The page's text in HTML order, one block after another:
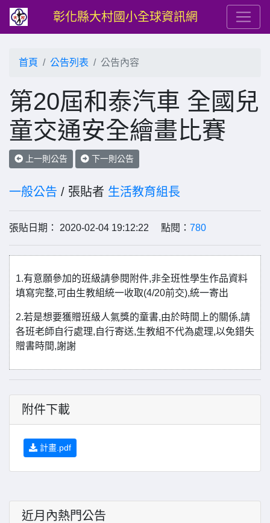
彰化縣大村國小全球資訊網
首頁 公告列表 公告內容
第20屆和泰汽車 全國兒
童交通安全繪畫比賽
上一則公告 下一則公告
一般公告 / 張貼者 生活教育組長
張貼日期： 2020-02-04 19:12:22 點閱： 780
1.有意願參加的班級請參閱附件,非全班性學生作品資料
填寫完整,可由生教組統一收取(4/20前交),統一寄出
2.若是想要獲贈班級人氣獎的童書,由於時間上的關係,請
各班老師自行處理,自行寄送,生教組不代為處理,以免錯失
贈書時間,謝謝
附件下載
計畫.pdf
近月內熱門公告